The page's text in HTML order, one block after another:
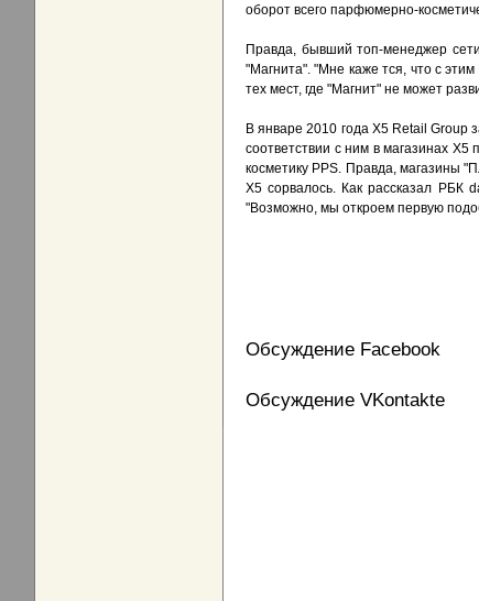
оборот всего парфюмерно-
Правда, бывший топ-менеджер
"Магнита". "Мне каже тся, что с
тех мест, где "Магнит" не может
В январе 2010 года X5 Retail
соответствии с ним в магазинах
косметику PPS. Правда, магазины
Х5 сорвалось. Как рассказал РБК
"Возможно, мы откроем первую
Обсуждение Facebook
Обсуждение VKontakte